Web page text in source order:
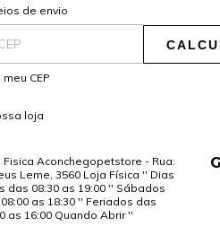
para o CEP:
de envio
CEP
loja
Fisica Aconchegopetstore - Rua:
Leme, 3560 Loja Física '' Dias
das 08:30 as 19:00 '' Sábados
as 18:30 '' Feriados das
as 16:00 Quando Abrir ''